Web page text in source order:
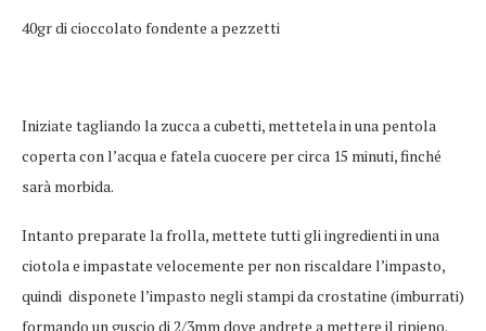
40gr di cioccolato fondente a pezzetti
Iniziate tagliando la zucca a cubetti, mettetela in una pentola
coperta con l’acqua e fatela cuocere per circa 15 minuti, finché
sarà morbida.
Intanto preparate la frolla, mettete tutti gli ingredienti in una
ciotola e impastate velocemente per non riscaldare l’impasto,
quindi disponete l’impasto negli stampi da crostatine (imburrati)
formando un guscio di 2/3mm dove andrete a mettere il ripieno.